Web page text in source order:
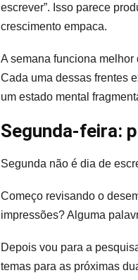
escrever”. Isso parece
crescimento empaca.
A semana funciona
Cada uma dessas frentes
um estado mental
Segunda-feira:
Segunda não é dia de
Começo revisando o
impressões? Alguma
Depois vou para a
temas para as próximas